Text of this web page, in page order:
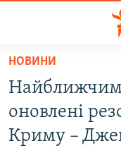
Перейти
основного
матеріалу
Перейти
до
НОВИНИ
ВІДЕО ТА ФОТО
НОВИНИ
Найближчим
оновлені
Криму –